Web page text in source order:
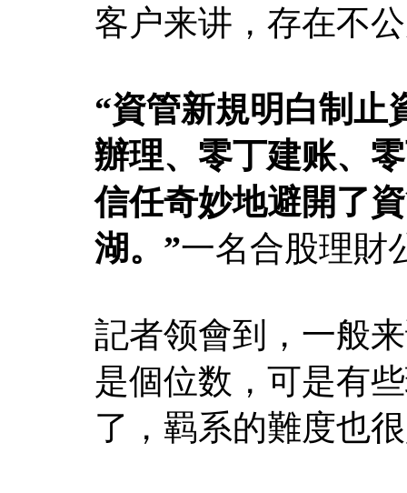
客户来讲，存在不
“資管新規明白制止
辦理、零丁建账、
信任奇妙地避開了
湖。”一名合股理財
記者领會到，一般
是個位数，可是有
了，羁系的難度也